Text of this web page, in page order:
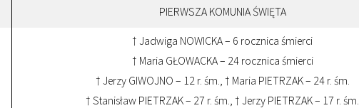
PIERWSZA KOMUNIA ŚWIĘTA
† Jadwiga NOWICKA – 6 rocznica śmierci
† Maria GŁOWACKA – 24 rocznica śmierci
† Jerzy GIWOJNO – 12 r. śm., † Maria PIETRZAK – 24 r. śm.
† Stanisław PIETRZAK – 27 r. śm., † Jerzy PIETRZAK – 17 r. śm.